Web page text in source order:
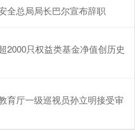
全总局局长巴尔宣布辞职
2000只权益类基金净值创历史
育厅一级巡视员孙立明接受审